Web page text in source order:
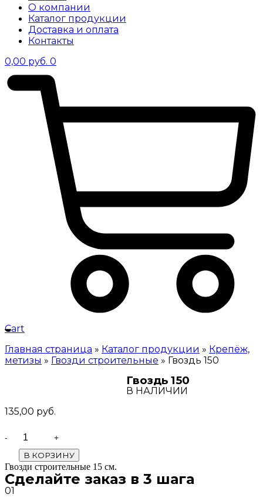
О компании
Каталог продукции
Доставка и оплата
Контакты
0,00 руб. 0
Cart
Главная страница » Каталог продукции » Крепёж,
метизы » Гвозди строительные » Гвоздь 150
Гвоздь 150
В НАЛИЧИИ
135,00 руб.
В КОРЗИНУ
Гвозди строительные 15 см.
Сделайте заказ в 3 шага
01